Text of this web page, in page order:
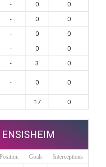
- 0
0
- 0
0
- 0
0
- 0
0
- 3 0
- 0 0
17 0
Position Goals Interceptions